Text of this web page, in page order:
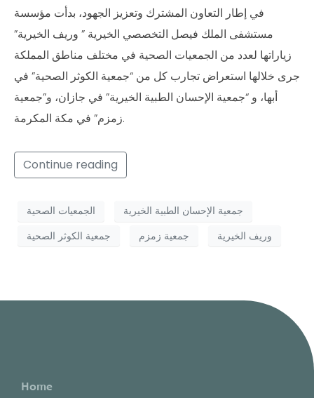
في إطار التعاون المشترك وتعزيز الجهود، بدأت مؤسسة
مستشفى الملك فيصل التخصصي الخيرية ” وريف الخيرية”
زياراتها لعدد من الجمعيات الصحية في مختلف مناطق المملكة
جرى خلالها استعراض تجارب كل من “جمعية الكوثر الصحية” في
أبها، و “جمعية الإحسان الطبية الخيرية” في جازان، و”جمعية
زمزم” في مكة المكرمة.
Continue reading
الجمعيات الصحية
جمعية الإحسان الطبية الخيرية
جمعية الكوثر الصحية
جمعية زمزم وريف الخيرية
Home